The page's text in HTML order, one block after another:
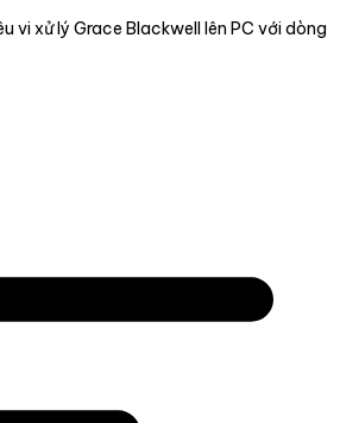
vi xử lý Grace Blackwell lên PC với dòng